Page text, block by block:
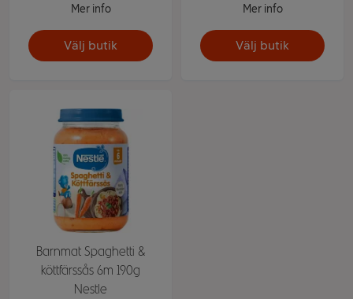
Mer info
Välj butik
Mer info
Välj butik
Barnmat Spaghetti &
köttfärssås 6m 190g
Nestle